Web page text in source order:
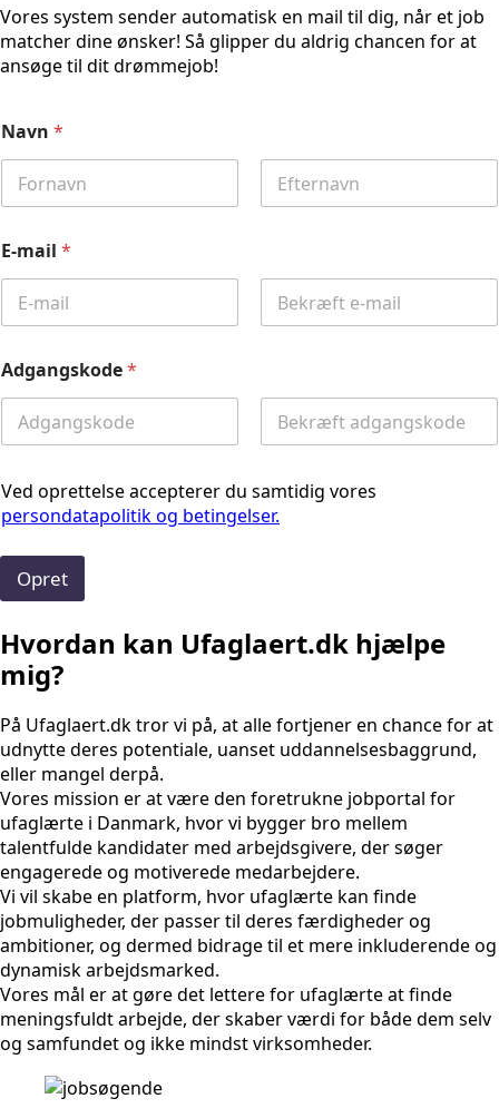
Vores system sender automatisk en mail til dig, når et job
matcher dine ønsker! Så glipper du aldrig chancen for at
ansøge til dit drømmejob!
Navn *
E-mail *
Adgangskode*
Ved oprettelse accepterer du samtidig vores
persondatapolitik og betingelser.
Opret
Hvordan kan Ufaglaert.dk hjælpe
mig?
På Ufaglaert.dk tror vi på, at alle fortjener en chance for at
udnytte deres potentiale, uanset uddannelsesbaggrund,
eller mangel derpå.
Vores mission er at være den foretrukne jobportal for
ufaglærte i Danmark, hvor vi bygger bro mellem
talentfulde kandidater med arbejdsgivere, der søger
engagerede og motiverede medarbejdere.
Vi vil skabe en platform, hvor ufaglærte kan finde
jobmuligheder, der passer til deres færdigheder og
ambitioner, og dermed bidrage til et mere inkluderende og
dynamisk arbejdsmarked.
Vores mål er at gøre det lettere for ufaglærte at finde
meningsfuldt arbejde, der skaber værdi for både dem selv
og samfundet og ikke mindst virksomheder.